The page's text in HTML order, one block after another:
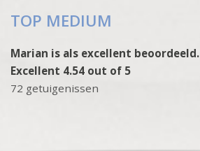
TOP MEDIUM
Marian is als excellent beoordeeld.
Excellent 4.54 out of 5
72 getuigenissen